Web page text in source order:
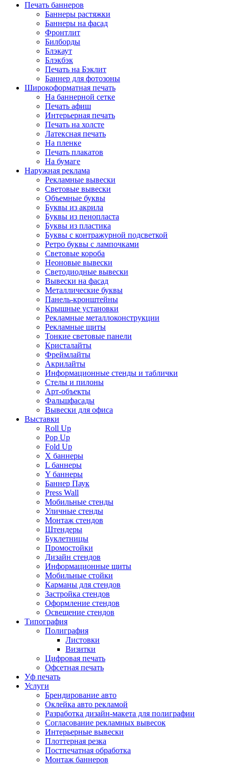
Печать баннеров
Баннеры растяжки
Баннеры на фасад
Фронтлит
Билборды
Блэкаут
Блэкбэк
Печать на Бэклит
Баннер для фотозоны
Широкоформатная печать
На баннерной сетке
Печать афиш
Интерьерная печать
Печать на холсте
Латексная печать
На пленке
Печать плакатов
На бумаге
Наружная реклама
Рекламные вывески
Световые вывески
Объемные буквы
Буквы из акрила
Буквы из пенопласта
Буквы из пластика
Буквы с контражурной подсветкой
Ретро буквы с лампочками
Световые короба
Неоновые вывески
Светодиодные вывески
Вывески на фасад
Металлические буквы
Панель-кронштейны
Крышные установки
Рекламные металлоконструкции
Рекламные щиты
Тонкие световые панели
Кристалайты
Фреймлайты
Акрилайты
Информационные стенды и таблички
Стелы и пилоны
Арт-объекты
Фальшфасады
Вывески для офиса
Выставки
Roll Up
Pop Up
Fold Up
Х баннеры
L баннеры
Y баннеры
Баннер Паук
Press Wall
Мобильные стенды
Уличные стенды
Монтаж стендов
Штендеры
Буклетницы
Промостойки
Дизайн стендов
Информационные щиты
Мобильные стойки
Карманы для стендов
Застройка стендов
Оформление стендов
Освещение стендов
Типография
Полиграфия
Листовки
Визитки
Цифровая печать
Офсетная печать
Уф печать
Услуги
Брендирование авто
Оклейка авто рекламой
Разработка дизайн-макета для полиграфии
Согласование рекламных вывесок
Интерьерные вывески
Плоттерная резка
Постпечатная обработка
Монтаж баннеров